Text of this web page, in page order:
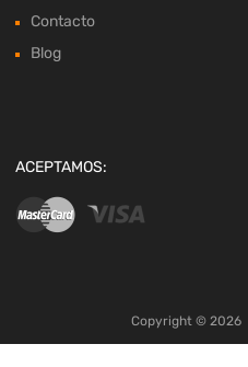
Contacto
Blog
ACEPTAMOS:
Copyright © 2026